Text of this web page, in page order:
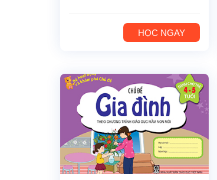
HỌC NGAY